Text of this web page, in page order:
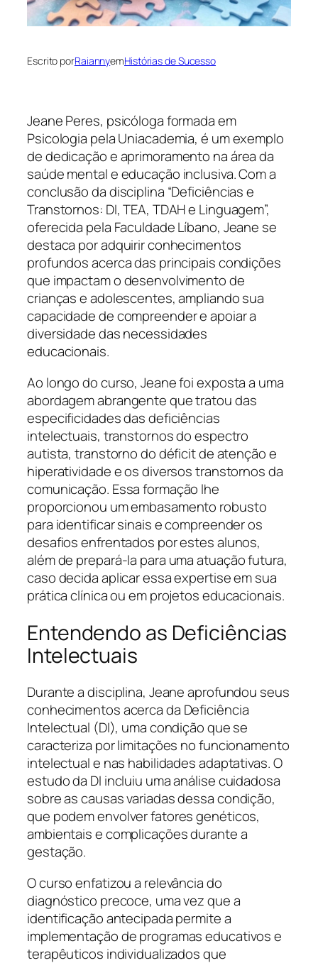
Escrito porRaiannyemHistórias de Sucesso
Jeane Peres, psicóloga formada em
Psicologia pela Uniacademia, é um exemplo
de dedicação e aprimoramento na área da
saúde mental e educação inclusiva. Com a
conclusão da disciplina “Deficiências e
Transtornos: DI, TEA, TDAH e Linguagem”,
oferecida pela Faculdade Líbano, Jeane se
destaca por adquirir conhecimentos
profundos acerca das principais condições
que impactam o desenvolvimento de
crianças e adolescentes, ampliando sua
capacidade de compreender e apoiar a
diversidade das necessidades
educacionais.
Ao longo do curso, Jeane foi exposta a uma
abordagem abrangente que tratou das
especificidades das deficiências
intelectuais, transtornos do espectro
autista, transtorno do déficit de atenção e
hiperatividade e os diversos transtornos da
comunicação. Essa formação lhe
proporcionou um embasamento robusto
para identificar sinais e compreender os
desafios enfrentados por estes alunos,
além de prepará-la para uma atuação futura,
caso decida aplicar essa expertise em sua
prática clínica ou em projetos educacionais.
Entendendo as Deficiências
Intelectuais
Durante a disciplina, Jeane aprofundou seus
conhecimentos acerca da Deficiência
Intelectual (DI), uma condição que se
caracteriza por limitações no funcionamento
intelectual e nas habilidades adaptativas. O
estudo da DI incluiu uma análise cuidadosa
sobre as causas variadas dessa condição,
que podem envolver fatores genéticos,
ambientais e complicações durante a
gestação.
O curso enfatizou a relevância do
diagnóstico precoce, uma vez que a
identificação antecipada permite a
implementação de programas educativos e
terapêuticos individualizados que